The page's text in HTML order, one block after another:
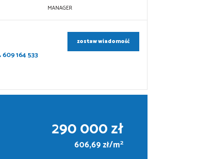
MANAGER
609 164 533
zostaw wiadomość
290 000 zł
606,69 zł/m2